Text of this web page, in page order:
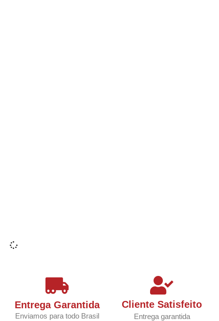
Entrega Garantida
Enviamos para todo Brasil
Cliente Satisfeito
Entrega garantida